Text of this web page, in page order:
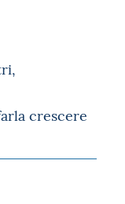
crescere